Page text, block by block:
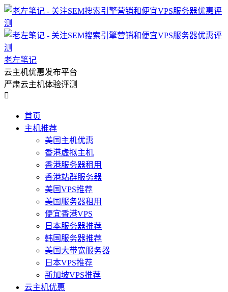
老左笔记
云主机优惠发布平台
严肃云主机体验评测

首页
主机推荐
美国主机优惠
香港虚拟主机
香港服务器租用
香港站群服务器
美国VPS推荐
美国服务器租用
便宜香港VPS
日本服务器推荐
韩国服务器推荐
美国大带宽服务器
日本VPS推荐
新加坡VPS推荐
云主机优惠